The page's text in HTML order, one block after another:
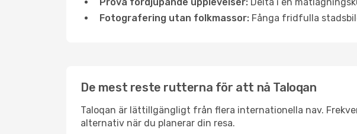
Fotografering utan folkmassor: Fånga fridfulla
De mest reste rutterna för att nå Taloqan
Taloqan är lättillgängligt från flera internationella nav.
alternativ när du planerar din resa.